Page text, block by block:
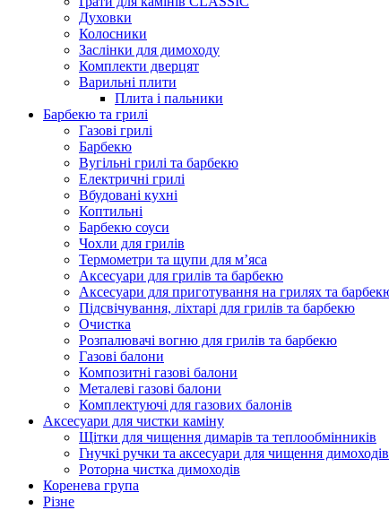
Духовки
Колосники
Заслінки для димоходу
Комплекти дверцят
Варильні плити
Плита і пальники
Барбекю та грилі
Газові грилі
Барбекю
Вугільні грилі та барбекю
Електричні грилі
Вбудовані кухні
Коптильні
Барбекю соуси
Чохли для грилів
Термометри та щупи для м’яса
Аксесуари для грилів та барбекю
Аксесуари для приготування на грилях та
Підсвічування, ліхтарі для грилів та барбекю
Очистка
Розпалювачі вогню для грилів та барбекю
Газові балони
Композитні газові балони
Металеві газові балони
Комплектуючі для газових балонів
Аксесуари для чистки каміну
Щітки для чищення димарів та теплообмінників
Гнучкі ручки та аксесуари для чищення димоходів
Роторна чистка димоходів
Коренева група
Різне